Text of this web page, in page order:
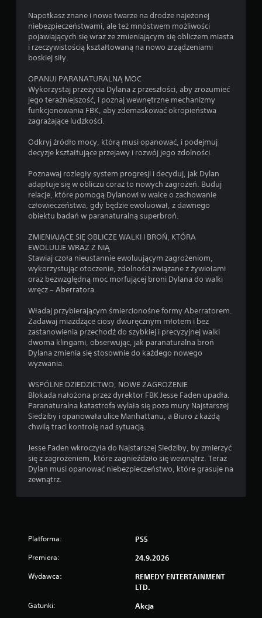
e
n
i
a
k
e
r
u
n
k
w
d
ą
ż
k
ó
w
l
i
n
e
)
.
Napotkasz znane i nowe twarze na drodze najeżonej
niebezpieczeństwami, ale też mnóstwem możliwości
pojawiających się wraz ze zmieniającym się obliczem miasta
i rzeczywistością kształtowaną na nowo zrządzeniami
boskiej siły.
OPANUJ PARANATURALNĄ MOC
Wykorzystaj przeżycia Dylana z przeszłości, aby zrozumieć
jego teraźniejszość, i poznaj wewnętrzne mechanizmy
funkcjonowania FBK, aby zdemaskować okropieństwa
zagrażające ludzkości.
Odkryj źródło mocy, którą musi opanować, i podejmuj
decyzje kształtujące przejawy i rozwój jego zdolności.
Poznawaj rozległy system progresji i decyduj, jak Dylan
adaptuje się w obliczu coraz to nowych zagrożeń. Buduj
relacje, które pomogą Dylanowi w walce o zachowanie
człowieczeństwa, gdy będzie ewoluował, z dawnego
obiektu badań w paranaturalną superbroń.
ZMIENIAJĄCE SIĘ OBLICZE WALKI I BROŃ, KTÓRA
EWOLUUJE WRAZ Z NIĄ
Stawiaj czoła nieustannie ewoluującym zagrożeniom,
wykorzystując otoczenie, zdolności związane z żywiołami
oraz bezwzględną moc morfującej broni Dylana do walki
wręcz – Aberratora.
Władaj przybierającym śmiercionośne formy Aberratorem.
Zadawaj miażdżące ciosy dwuręcznym młotem i bez
zastanowienia przechodź do szybkiej i precyzyjnej walki
dwoma klingami, obserwując, jak paranaturalna broń
Dylana zmienia się stosownie do każdego nowego
wyzwania.
WSPÓLNE DZIEDZICTWO, NOWE ZAGROŻENIE
Blokada nałożona przez dyrektor FBK Jesse Faden upadła.
Paranaturalna katastrofa wylała się poza mury Najstarszej
Siedziby i opanowała ulice Manhattanu, a Biuro z każdą
chwilą traci kontrolę nad sytuacją.
Jesse Faden wkroczyła do Najstarszej Siedziby, by zmierzyć
się z zagrożeniem, które zagnieździło się wewnątrz. Teraz
Dylan musi opanować niebezpieczeństwo, które grasuje na
zewnątrz.
Platforma: PS5
Premiera: 24.9.2026
Wydawca:
REMEDY ENTERTAINMENT
LTD.
Gatunki: Akcja